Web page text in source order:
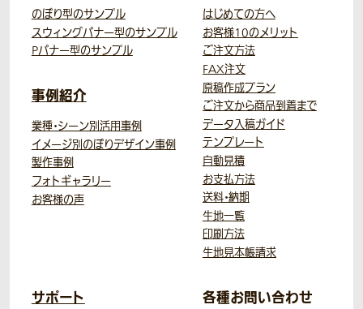
のぼり型のサンプル
スウィングバナー型のサンプル
Pバナー型のサンプル
事例紹介
業種・シーン別活用事例
イメージ別のぼりデザイン事例
製作事例
フォトギャラリー
お客様の声
はじめての方へ
お客様10のメリット
ご注文方法
FAX注文
原稿作成プラン
ご注文から商品到着まで
データ入稿ガイド
テンプレート
自動見積
お支払方法
送料・納期
生地一覧
印刷方法
生地見本帳請求
サポート 各種お問い合わせ